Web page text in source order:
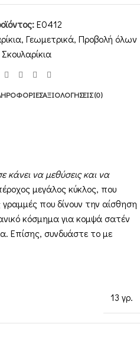
E0412
, Γεωμετρικά, Προβολή όλων
Σκουλαρίκια
ΑΞΙΟΛΟΓΉΣΕΙΣ (0)
κάνει να μεθύσεις και να
μεγάλος κύκλος, που
γραμμές που δίνουν την αίσθηση
κόσμημα για κομψά σατέν
Επίσης, συνδυάστε το με
13 γρ.